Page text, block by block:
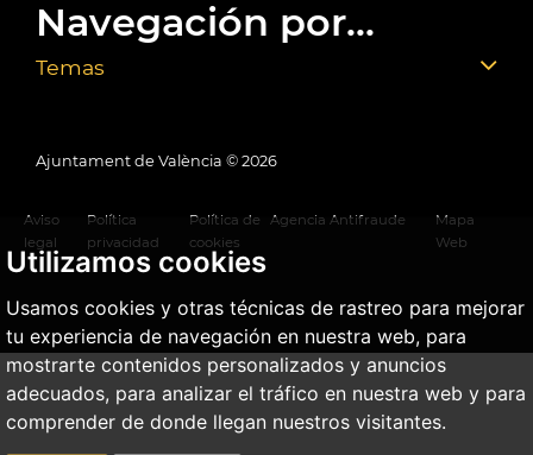
Utilizamos cookies
Usamos cookies y otras técnicas de rastreo para mejorar
tu experiencia de navegación en nuestra web, para
mostrarte contenidos personalizados y anuncios
adecuados, para analizar el tráfico en nuestra web y para
comprender de donde llegan nuestros visitantes.
Navegación por...
Temas
Ajuntament de València © 2026
Aviso
legal
Política
privacidad
Política de
cookies
Agencia Antifraude
Mapa
Web